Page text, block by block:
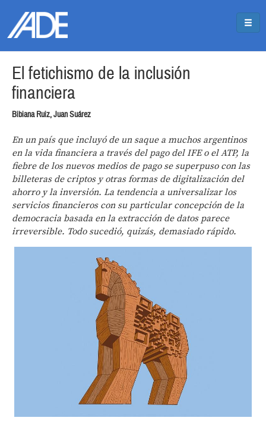
El fetichismo de la inclusión
financiera
Bibiana Ruiz, Juan Suárez
En un país que incluyó de un saque a muchos argentinos
en la vida financiera a través del pago del IFE o el ATP, la
fiebre de los nuevos medios de pago se superpuso con las
billeteras de criptos y otras formas de digitalización del
ahorro y la inversión. La tendencia a universalizar los
servicios financieros con su particular concepción de la
democracia basada en la extracción de datos parece
irreversible. Todo sucedió, quizás, demasiado rápido.